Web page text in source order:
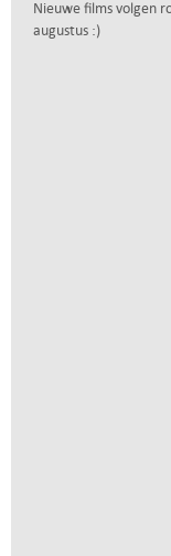
Nieuwe films volgen
augustus :)